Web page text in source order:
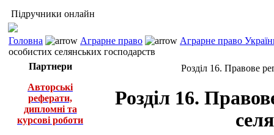
Підручники онлайн
Головна Аграрне право
Аграрне право
особистих селянських господарств
Партнери
Авторські
реферати,
дипломні та
курсові роботи
Розділ 16. Правове
Розділ 16.